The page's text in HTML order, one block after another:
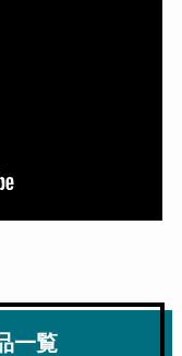
一覧